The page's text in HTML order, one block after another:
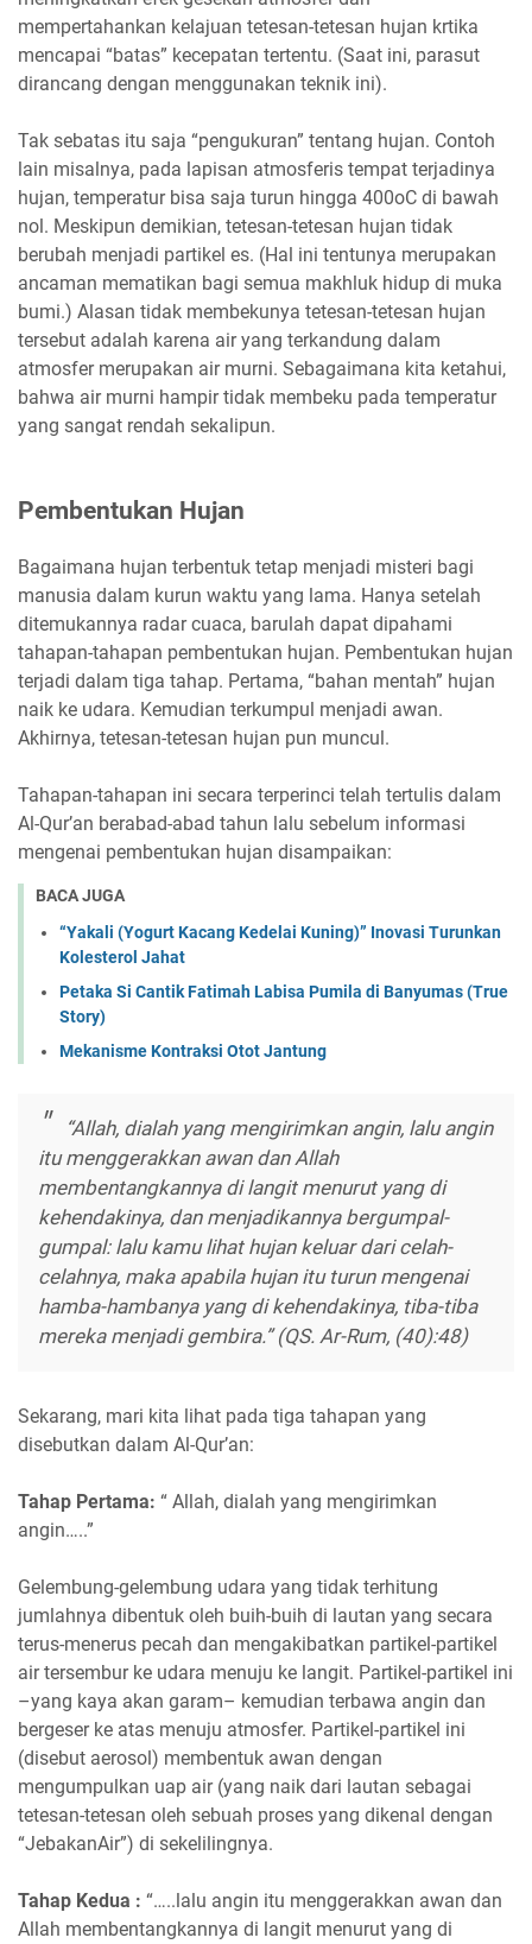
mempertahankan kelajuan tetesan-tetesan hujan krtika
mencapai “batas” kecepatan tertentu. (Saat ini, parasut
dirancang dengan menggunakan teknik ini).
Tak sebatas itu saja “pengukuran” tentang hujan. Contoh
lain misalnya, pada lapisan atmosferis tempat terjadinya
hujan, temperatur bisa saja turun hingga 400oC di bawah
nol. Meskipun demikian, tetesan-tetesan hujan tidak
berubah menjadi partikel es. (Hal ini tentunya merupakan
ancaman mematikan bagi semua makhluk hidup di muka
bumi.) Alasan tidak membekunya tetesan-tetesan hujan
tersebut adalah karena air yang terkandung dalam
atmosfer merupakan air murni. Sebagaimana kita ketahui,
bahwa air murni hampir tidak membeku pada temperatur
yang sangat rendah sekalipun.
Pembentukan Hujan
Bagaimana hujan terbentuk tetap menjadi misteri bagi
manusia dalam kurun waktu yang lama. Hanya setelah
ditemukannya radar cuaca, barulah dapat dipahami
tahapan-tahapan pembentukan hujan. Pembentukan hujan
terjadi dalam tiga tahap. Pertama, “bahan mentah” hujan
naik ke udara. Kemudian terkumpul menjadi awan.
Akhirnya, tetesan-tetesan hujan pun muncul.
Tahapan-tahapan ini secara terperinci telah tertulis dalam
Al-Qur’an berabad-abad tahun lalu sebelum informasi
mengenai pembentukan hujan disampaikan:
BACA JUGA
“Yakali (Yogurt Kacang Kedelai Kuning)” Inovasi Turunkan
Kolesterol Jahat
Petaka Si Cantik Fatimah Labisa Pumila di Banyumas (True
Story)
Mekanisme Kontraksi Otot Jantung
“Allah, dialah yang mengirimkan angin, lalu angin
itu menggerakkan awan dan Allah
membentangkannya di langit menurut yang di
kehendakinya, dan menjadikannya bergumpal-
gumpal: lalu kamu lihat hujan keluar dari celah-
celahnya, maka apabila hujan itu turun mengenai
hamba-hambanya yang di kehendakinya, tiba-tiba
mereka menjadi gembira.” (QS. Ar-Rum, (40):48)
Sekarang, mari kita lihat pada tiga tahapan yang
disebutkan dalam Al-Qur’an:
Tahap Pertama: “ Allah, dialah yang mengirimkan
angin…..”
Gelembung-gelembung udara yang tidak terhitung
jumlahnya dibentuk oleh buih-buih di lautan yang secara
terus-menerus pecah dan mengakibatkan partikel-partikel
air tersembur ke udara menuju ke langit. Partikel-partikel ini
–yang kaya akan garam– kemudian terbawa angin dan
bergeser ke atas menuju atmosfer. Partikel-partikel ini
(disebut aerosol) membentuk awan dengan
mengumpulkan uap air (yang naik dari lautan sebagai
tetesan-tetesan oleh sebuah proses yang dikenal dengan
“JebakanAir”) di sekelilingnya.
Tahap Kedua : “…..lalu angin itu menggerakkan awan dan
Allah membentangkannya di langit menurut yang di